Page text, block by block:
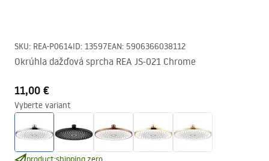
SKU: REA-P0614ID: 13597EAN: 5906366038112
Okrúhla dažďová sprcha REA JS-021 Chrome
11,00 €
Vyberte variant